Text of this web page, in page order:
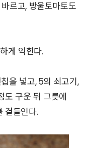
르고, 방울토마토도
게 익힌다.
을 넣고, 5의 쇠고기,
구운 뒤 그릇에
곁들인다.